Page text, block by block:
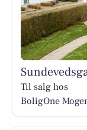
Til salg hos
BoligOne